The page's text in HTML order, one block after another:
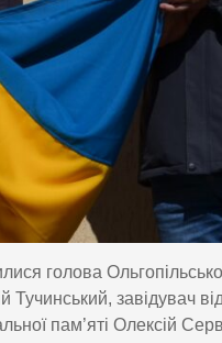
голова
Тучинський, завідувач
пам’яті Олексій